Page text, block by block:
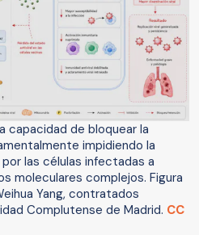
capacidad de bloquear la
impidiendo la
las células infectadas a
moleculares complejos. Figura
Yang, contratados
Complutense de Madrid. CC